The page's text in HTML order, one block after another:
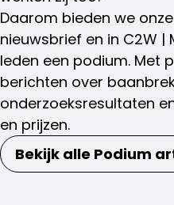
Daarom bieden we
nieuwsbrief en in C2W |
leden een podium. Met
berichten over
onderzoeksresultaten
en prijzen.
Bekijk alle Podium